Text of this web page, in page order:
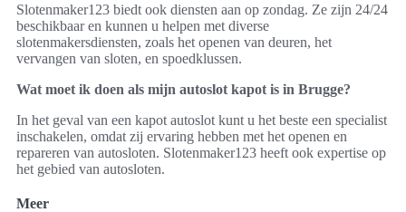
Slotenmaker123 biedt ook diensten aan op zondag. Ze zijn 24/24
beschikbaar en kunnen u helpen met diverse
slotenmakersdiensten, zoals het openen van deuren, het
vervangen van sloten, en spoedklussen.
Wat moet ik doen als mijn autoslot kapot is in Brugge?
In het geval van een kapot autoslot kunt u het beste een specialist
inschakelen, omdat zij ervaring hebben met het openen en
repareren van autosloten. Slotenmaker123 heeft ook expertise op
het gebied van autosloten.
Meer